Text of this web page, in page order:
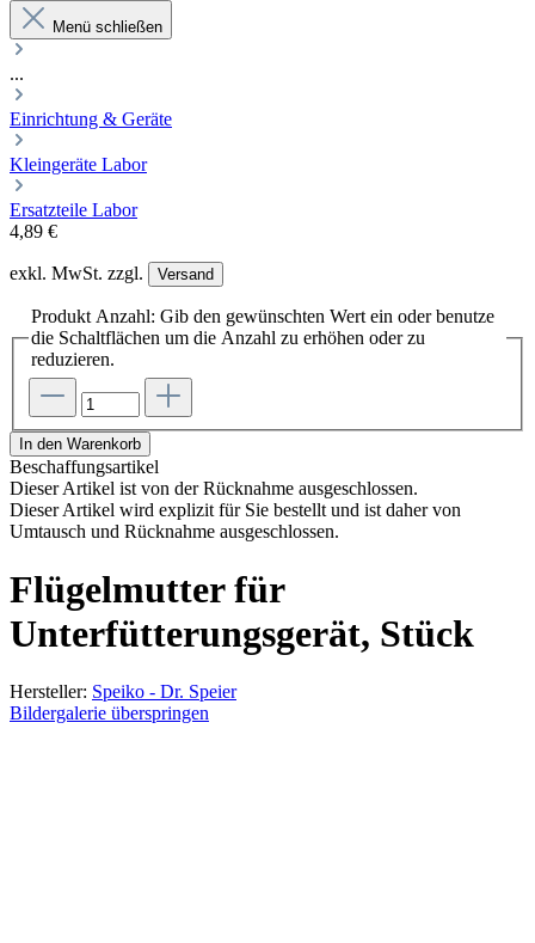
Menü schließen
...
Einrichtung & Geräte
Kleingeräte Labor
Ersatzteile Labor
4,89 €
exkl. MwSt. zzgl. Versand
Produkt Anzahl: Gib den gewünschten Wert ein oder benutze
die Schaltflächen um die Anzahl zu erhöhen oder zu
reduzieren.
In den Warenkorb
Beschaffungsartikel
Dieser Artikel ist von der Rücknahme ausgeschlossen.
Dieser Artikel wird explizit für Sie bestellt und ist daher von
Umtausch und Rücknahme ausgeschlossen.
Flügelmutter für
Unterfütterungsgerät, Stück
Hersteller: Speiko - Dr. Speier
Bildergalerie überspringen